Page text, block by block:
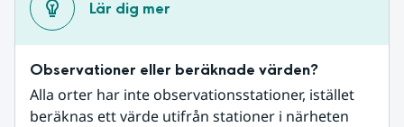
Lär dig mer
Observationer eller beräknade värden?
Alla orter har inte observationsstationer, istället
beräknas ett värde utifrån stationer i närheten